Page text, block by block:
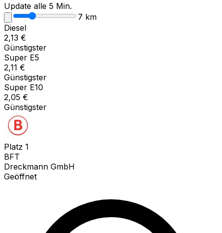
Update alle 5 Min.
7 km
Diesel
2,13 €
Günstigster
Super E5
2,11 €
Günstigster
Super E10
2,05 €
Günstigster
Platz 1
BFT
Dreckmann GmbH
Geöffnet